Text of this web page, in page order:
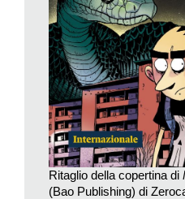
radici proprio in queste storie,
crescente odio razziale di cui
testimone sin dall’infanzia.
racconta anche della propria
sempre nella fase iniziale del
di neofascisti e naziskin fuori
prossimità dei luoghi di ritrovo
romanesco col quale ci si
una consuetudine alla quale si
Ritaglio della copertina di
(Bao Publishing) di